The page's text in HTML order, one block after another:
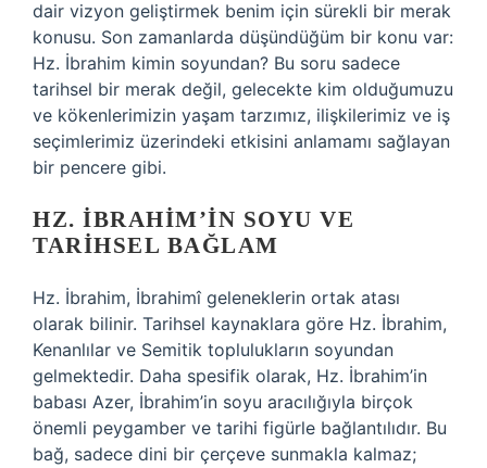
dair vizyon geliştirmek benim için sürekli bir merak
konusu. Son zamanlarda düşündüğüm bir konu var:
Hz. İbrahim kimin soyundan? Bu soru sadece
tarihsel bir merak değil, gelecekte kim olduğumuzu
ve kökenlerimizin yaşam tarzımız, ilişkilerimiz ve iş
seçimlerimiz üzerindeki etkisini anlamamı sağlayan
bir pencere gibi.
HZ. İBRAHIM’IN SOYU VE
TARIHSEL BAĞLAM
Hz. İbrahim, İbrahimî geleneklerin ortak atası
olarak bilinir. Tarihsel kaynaklara göre Hz. İbrahim,
Kenanlılar ve Semitik toplulukların soyundan
gelmektedir. Daha spesifik olarak, Hz. İbrahim’in
babası Azer, İbrahim’in soyu aracılığıyla birçok
önemli peygamber ve tarihi figürle bağlantılıdır. Bu
bağ, sadece dini bir çerçeve sunmakla kalmaz;